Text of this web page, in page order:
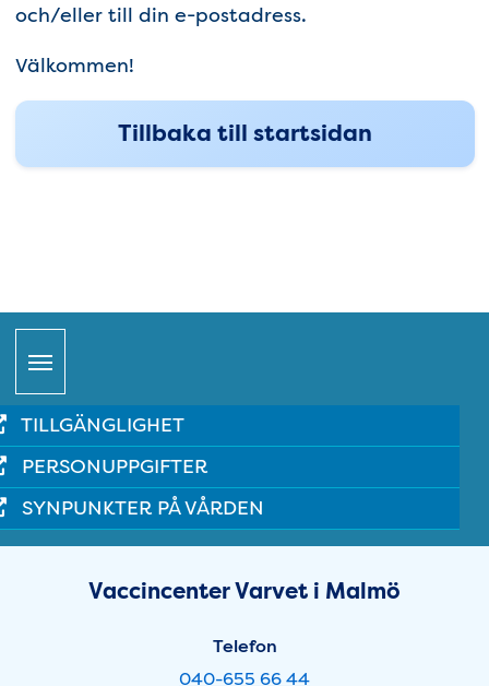
och/eller till din e-postadress.
Välkommen!
Tillbaka till startsidan
Snabblänkar
TILLGÄNGLIGHET
PERSONUPPGIFTER
SYNPUNKTER PÅ VÅRDEN
Sidfot
Öppettider
Vaccincenter Varvet i Malmö
Telefon
040-655 66 44